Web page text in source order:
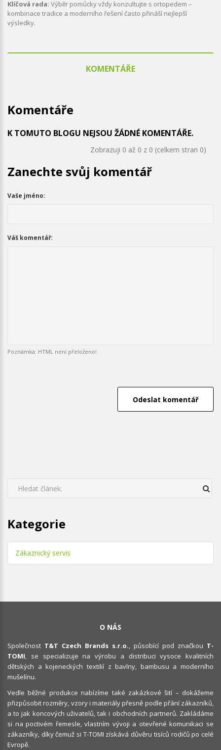
Klíčová rada: Výběr pomůcky vždy konzultujte s ortopedem –
kombinace tradice a moderního řešení často přináší nejlepší
výsledky.
KOMENTÁŘE
Komentáře
K TOMUTO BLOGU NEJSOU ŽÁDNÉ KOMENTÁŘE.
Zobrazuji 0 až 0 z 0 (celkem stran 0)
Zanechte svůj komentář
Vaše jméno:
Váš komentář:
Poznámka: HTML není přeloženo!
Odeslat komentář
Kategorie
Zákaznický servis
O NÁS
Společnost T&T Czech Brands s.r.o., působící pod značkou T-
TOMI, se specializuje na výrobu a distribuci vysoce kvalitních
dětských a kojeneckých textilií z bavlny, bambusu a moderního
mušelínu.
Vedle běžné produkce nabízíme také zakázkové šití – dokážeme
přizpůsobit rozměry, vzory i materiály přesně podle přání zákazníků,
a to jak koncových uživatelů, tak i obchodních partnerů. Zakládáme
si na poctivém řemesle, vlastním vývoji a otevřené komunikaci se
zákazníky, díky čemuž si T-TOMI získává důvěru tisíců rodičů po celé
Evropě.